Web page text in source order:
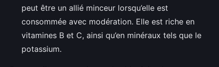
peut être un allié minceur lorsqu’elle est
consommée avec modération. Elle est riche en
vitamines B et C, ainsi qu’en minéraux tels que le
potassium.